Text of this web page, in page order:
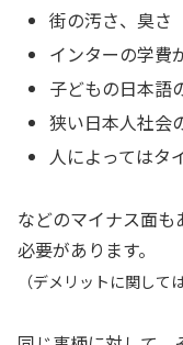
街の汚さ、臭さ
インターの学費
子どもの日本語
狭い日本人社会
人によってはタ
などのマイナス面
必要があります。
（デメリットに関して